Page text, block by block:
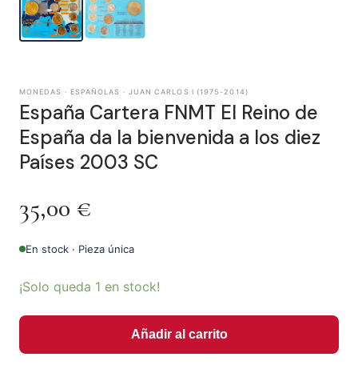
MONEDAS · ESPAÑOLAS · JUAN CARLOS I (1975-2014)
España Cartera FNMT El Reino de
España da la bienvenida a los diez
Países 2003 SC
35,00 €
En stock · Pieza única
¡Solo queda 1 en stock!
Añadir al carrito